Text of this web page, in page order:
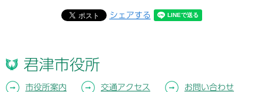
シェアする
君津市役所
市役所案内 交通アクセス お問い合わせ